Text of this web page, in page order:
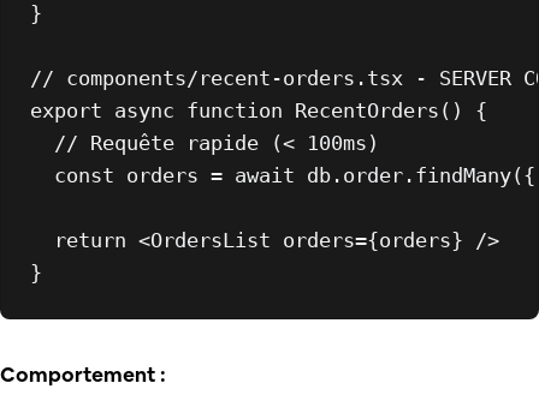
}
// components/recent-orders.tsx - SERVER
export async function RecentOrders ( ) {
// Requête rapide (< 100ms)
const orders = await db. order . findMany
return <OrdersList orders={orders} />
Comportement :